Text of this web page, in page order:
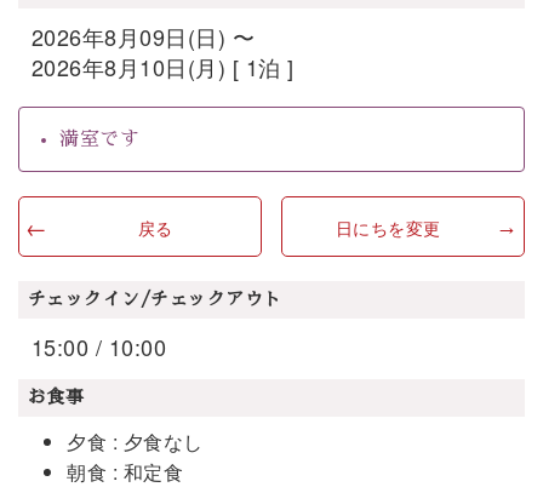
2026年8月09日(日) 〜
2026年8月10日(月) [ 1泊 ]
満室です
戻る 日にちを変更
チェックイン/チェックアウト
15:00 / 10:00
お食事
夕食 : 夕食なし
朝食 : 和定食